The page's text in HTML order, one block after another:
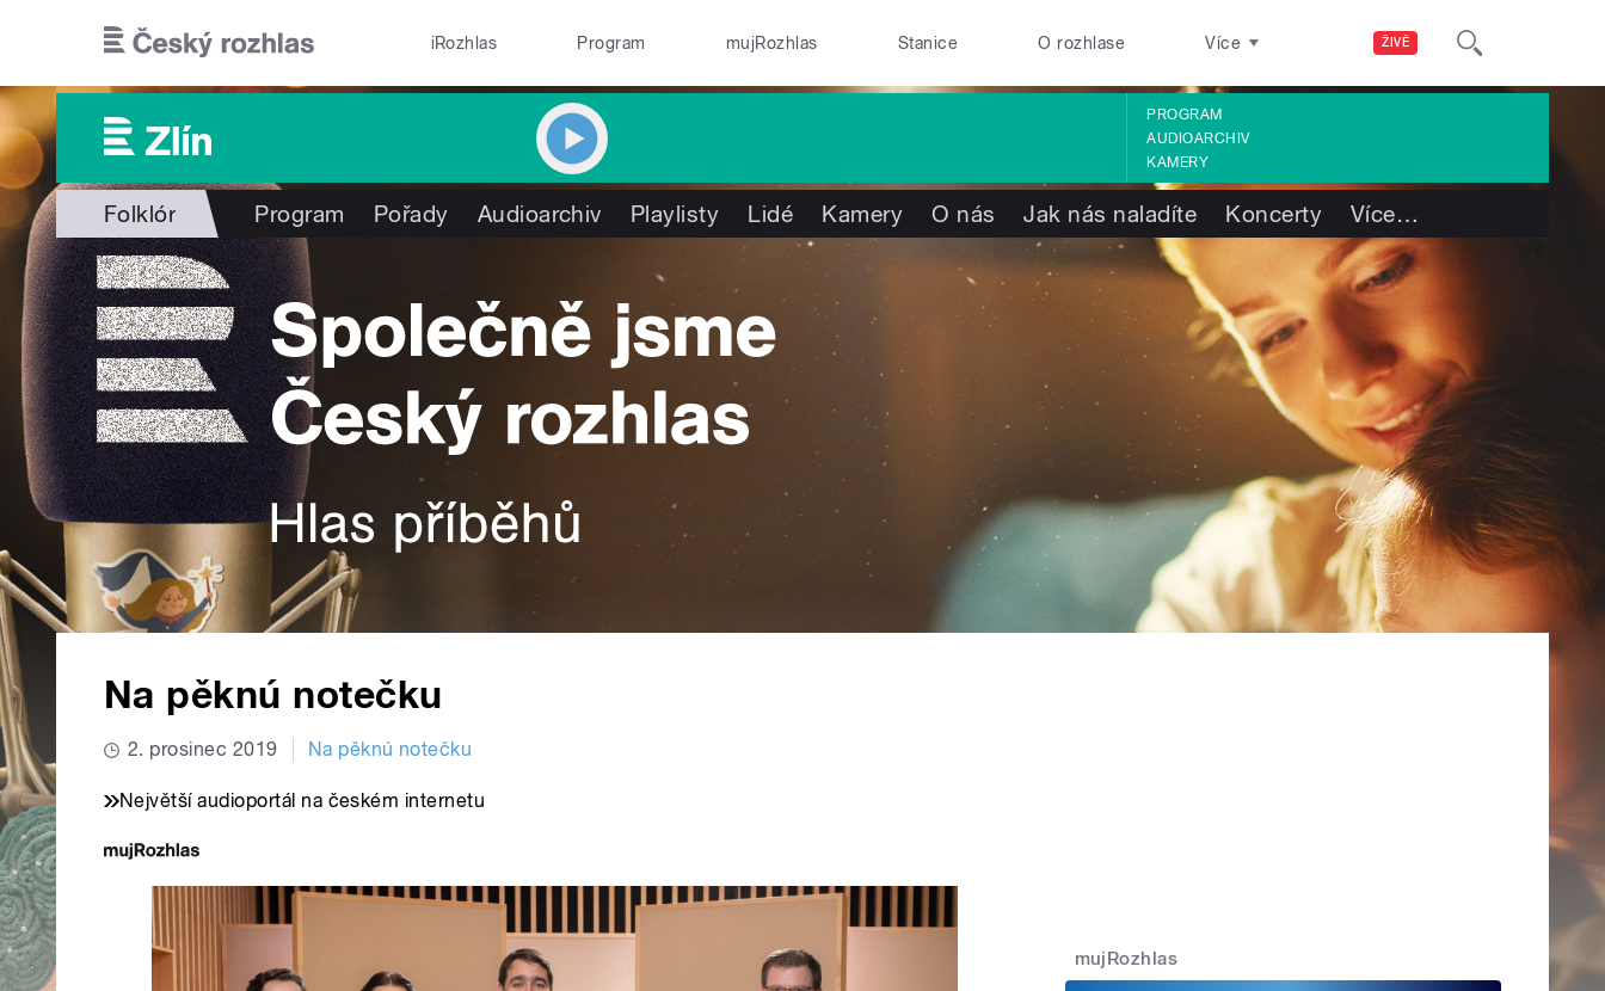
ŽIVĚ
iRozhlas Program mujRozhlas Stanice O rozhlase Více
PROGRAM
AUDIOARCHIV
KAMERY
Folklór Program Pořady Audioarchiv Playlisty Lidé Kamery O nás Jak nás naladíte Koncerty Více…
Na pěknú notečku
2. prosinec 2019 Na pěknú notečku
Největší audioportál na českém internetu
mujRozhlas